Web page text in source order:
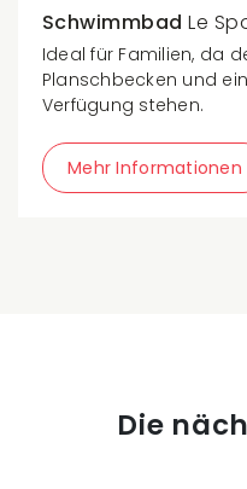
SchwimmbadLe
Ideal für Familien, da
Planschbecken und
Verfügung stehen.
Mehr Informationen
Die